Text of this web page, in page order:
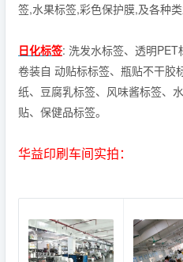
签,水果标签,彩色保护膜,及各种类
日化标签: 洗发水标签、透明PET
卷装自 动贴标标签、瓶贴不干胶
纸、豆腐乳标签、风味酱标签、
贴、保健品标签。
华益印刷车间实拍：